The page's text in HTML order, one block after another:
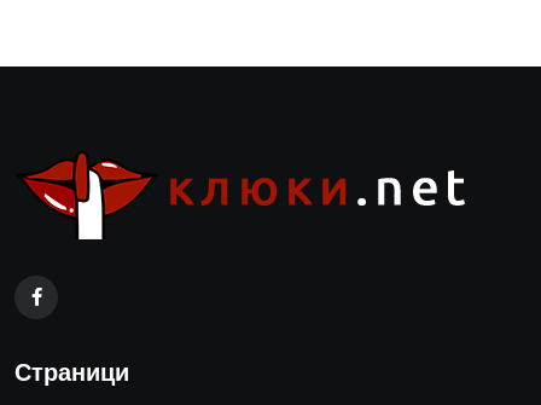
Страници